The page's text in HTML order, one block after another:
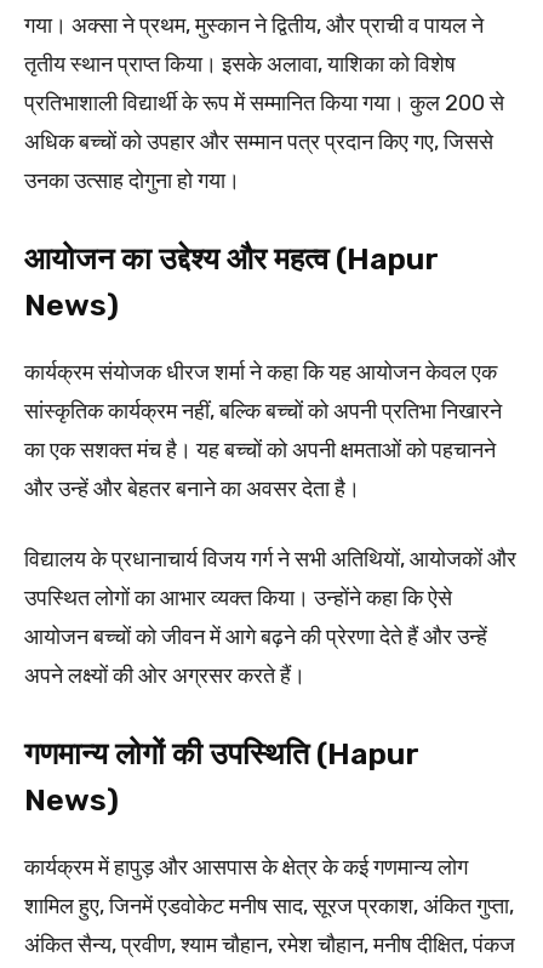
गया। अक्सा ने प्रथम, मुस्कान ने द्वितीय, और प्राची व पायल ने
तृतीय स्थान प्राप्त किया। इसके अलावा, याशिका को विशेष
प्रतिभाशाली विद्यार्थी के रूप में सम्मानित किया गया। कुल 200 से
अधिक बच्चों को उपहार और सम्मान पत्र प्रदान किए गए, जिससे
उनका उत्साह दोगुना हो गया।
आयोजन का उद्देश्य और महत्व (Hapur
News)
कार्यक्रम संयोजक धीरज शर्मा ने कहा कि यह आयोजन केवल एक
सांस्कृतिक कार्यक्रम नहीं, बल्कि बच्चों को अपनी प्रतिभा निखारने
का एक सशक्त मंच है। यह बच्चों को अपनी क्षमताओं को पहचानने
और उन्हें और बेहतर बनाने का अवसर देता है।
विद्यालय के प्रधानाचार्य विजय गर्ग ने सभी अतिथियों, आयोजकों और
उपस्थित लोगों का आभार व्यक्त किया। उन्होंने कहा कि ऐसे
आयोजन बच्चों को जीवन में आगे बढ़ने की प्रेरणा देते हैं और उन्हें
अपने लक्ष्यों की ओर अग्रसर करते हैं।
गणमान्य लोगों की उपस्थिति (Hapur
News)
कार्यक्रम में हापुड़ और आसपास के क्षेत्र के कई गणमान्य लोग
शामिल हुए, जिनमें एडवोकेट मनीष साद, सूरज प्रकाश, अंकित गुप्ता,
अंकित सैन्य, प्रवीण, श्याम चौहान, रमेश चौहान, मनीष दीक्षित, पंकज